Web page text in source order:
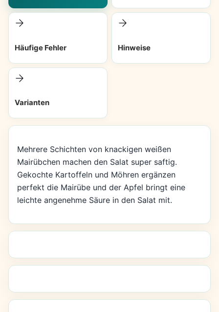
Häufige Fehler Hinweise
Varianten
Mehrere Schichten von knackigen weißen
Mairübchen machen den Salat super saftig.
Gekochte Kartoffeln und Möhren ergänzen
perfekt die Mairübe und der Apfel bringt eine
leichte angenehme Säure in den Salat mit.